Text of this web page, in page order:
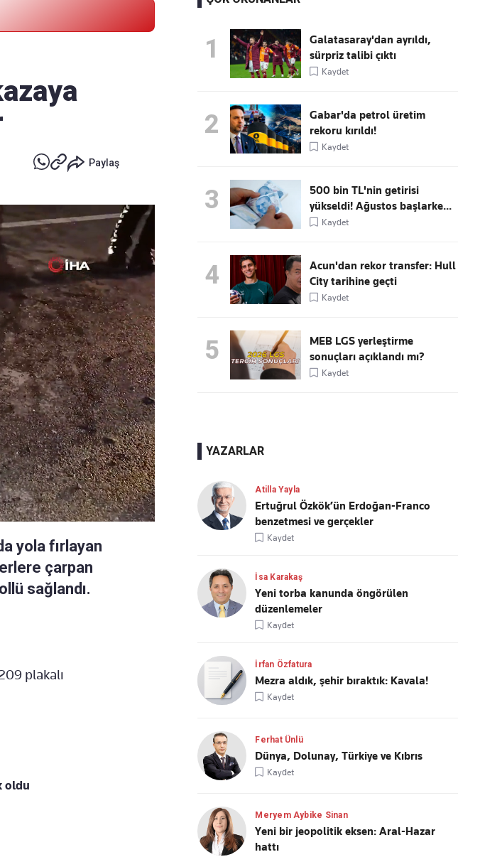
içintıklayın
Kaçırmayın
Ücretsiz üye olun, gündemi
Paylaş
yola fırlayan
çarpan
sağlandı.
plakalı
oldu
1
Galatasaray'dan ayrıldı,
sürpriz talibi çıktı
Kaydet
2
Gabar'da petrol üretim
rekoru kırıldı!
Kaydet
3
500 bin TL'nin getirisi
yükseldi! Ağustos başlarke...
Kaydet
4
Acun'dan rekor transfer: Hull
City tarihine geçti
Kaydet
5
MEB LGS yerleştirme
sonuçları açıklandı mı?
Kaydet
YAZARLAR
Atilla Yayla
Ertuğrul Özkök’ün Erdoğan-Franco
benzetmesi ve gerçekler
Kaydet
İsa Karakaş
Yeni torba kanunda öngörülen
düzenlemeler
Kaydet
İrfan Özfatura
Mezra aldık, şehir bıraktık: Kavala!
Kaydet
Ferhat Ünlü
Dünya, Dolunay, Türkiye ve Kıbrıs
Kaydet
Meryem Aybike Sinan
Yeni bir jeopolitik eksen: Aral-Hazar
hattı